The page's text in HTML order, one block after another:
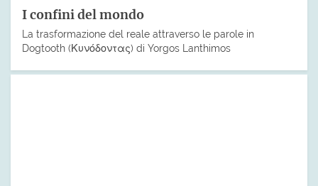
I confini del mondo
La trasformazione del reale attraverso le parole in
Dogtooth (Κυνόδοντας) di Yorgos Lanthimos